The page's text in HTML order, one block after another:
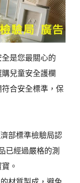
是您最關心的
兒童安全護欄
合安全標準，保
部標準檢驗局認
已經過嚴格的測
。